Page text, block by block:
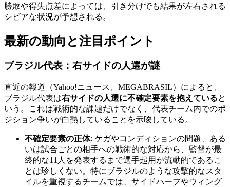
勝敗や得失点差によっては、引き分けでも結果が左右される
シビアな状況が予想される。
最新の動向と注目ポイント
ブラジル代表：右サイドの人選が謎
直近の報道（Yahoo!ニュース、MEGABRASIL）によると、
ブラジル代表は右サイドの人選に不確定要素を抱えていると
いう。これは戦術的な課題だけでなく、代表チーム内でのポ
ジション争いが白熱していることを示唆している。
不確定要素の正体: ケガやコンディションの問題、ある
いは試合ごとの相手への戦術的な対応から、監督が最
終的な11人を発表するまで選手起用が流動的であるこ
とは珍しくない。特にブラジルのような攻撃的なスタ
イルを重視するチームでは、サイドハーフやウィング